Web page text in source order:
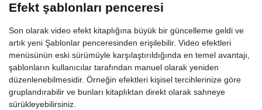
Efekt şablonları penceresi
Son olarak video efekt kitaplığına büyük bir güncelleme geldi ve
artık yeni Şablonlar penceresinden erişilebilir. Video efektleri
menüsünün eski sürümüyle karşılaştırıldığında en temel avantajı,
şablonların kullanıcılar tarafından manuel olarak yeniden
düzenlenebilmesidir. Örneğin efektleri kişisel tercihlerinize göre
gruplandırabilir ve bunları kitaplıktan direkt olarak sahneye
sürükleyebilirsiniz.